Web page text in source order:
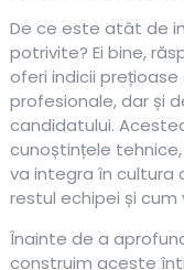
De ce este atât de
potrivite? Ei bine,
oferi indicii
profesionale, dar și
candidatului.
cunoștințele
va integra în cultura
restul echipei și
Înainte de a
construim aceste